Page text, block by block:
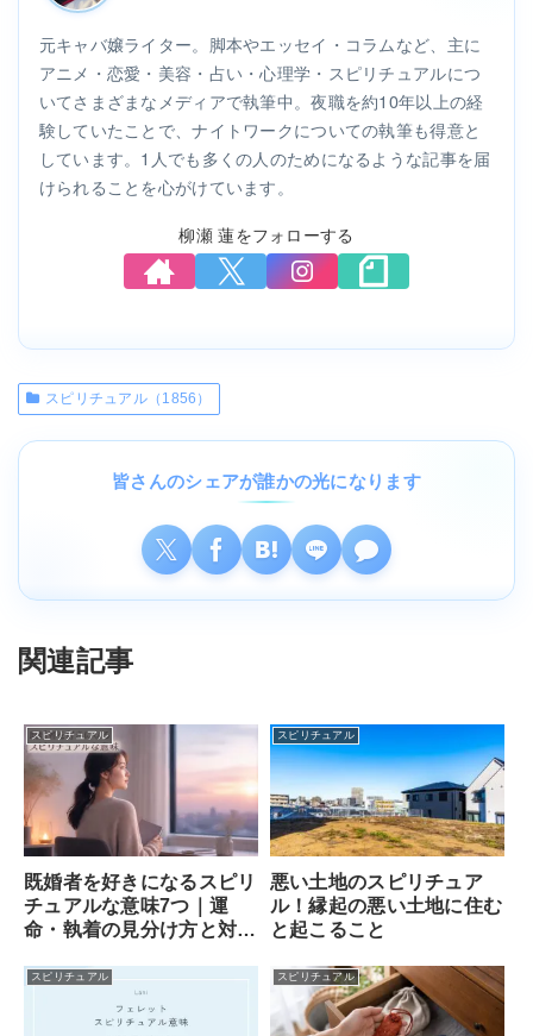
元キャバ嬢ライター。脚本やエッセイ・コラムなど、主に
アニメ・恋愛・美容・占い・心理学・スピリチュアルにつ
いてさまざまなメディアで執筆中。夜職を約10年以上の経
験していたことで、ナイトワークについての執筆も得意と
しています。1人でも多くの人のためになるような記事を届
けられることを心がけています。
柳瀬 蓮をフォローする
スピリチュアル（1856）
皆さんのシェアが誰かの光になります
関連記事
スピリチュアル
既婚者を好きになるスピリ
チュアルな意味7つ｜運
命・執着の見分け方と対処
スピリチュアル
悪い土地のスピリチュア
ル！縁起の悪い土地に住む
と起こること
スピリチュアル スピリチュアル